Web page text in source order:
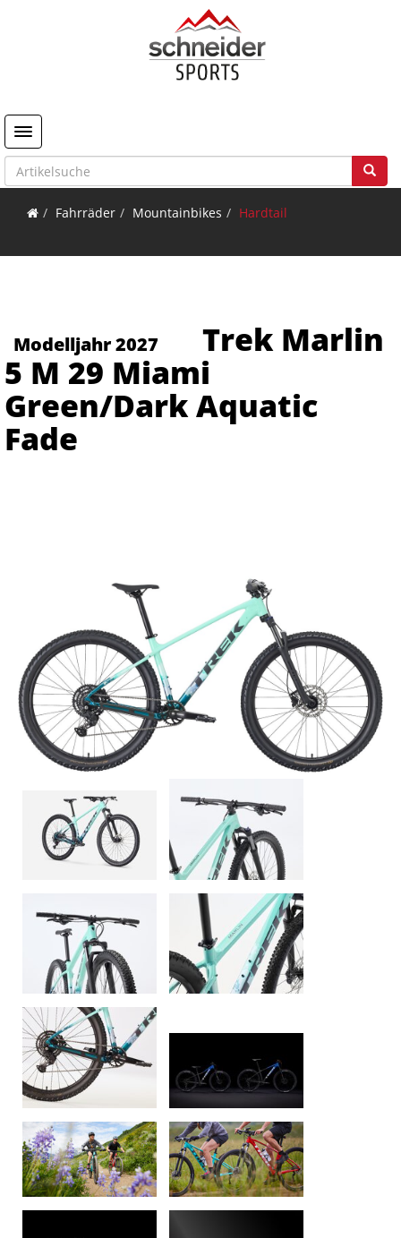
Toggle navigation
Fahrräder Mountainbikes Hardtail
Modelljahr 2027
Trek Marlin
5 M 29 Miami
Green/Dark Aquatic
Fade